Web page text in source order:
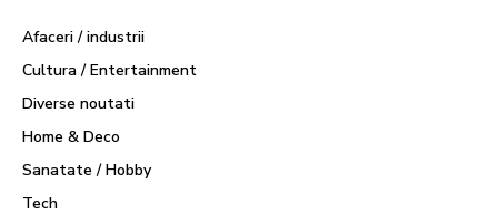
Afaceri / industrii
Cultura / Entertainment
Diverse noutati
Home & Deco
Sanatate / Hobby
Tech